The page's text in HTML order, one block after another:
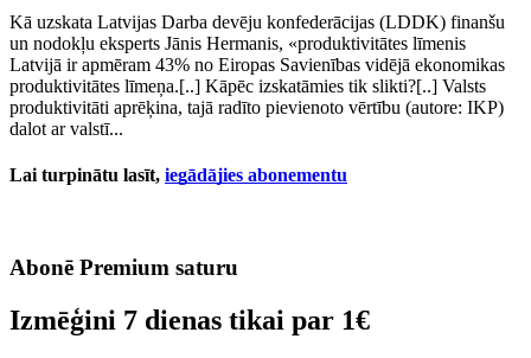
Kā uzskata Latvijas Darba devēju konfederācijas (LDDK) finanšu
un nodokļu eksperts Jānis Hermanis, «produktivitātes līmenis
Latvijā ir apmēram 43% no Eiropas Savienības vidējā ekonomikas
produktivitātes līmeņa.[..] Kāpēc izskatāmies tik slikti?[..] Valsts
produktivitāti aprēķina, tajā radīto pievienoto vērtību (autore: IKP)
dalot ar valstī...
Lai turpinātu lasīt, iegādājies abonementu
Abonē Premium saturu
Izmēģini 7 dienas tikai par 1€